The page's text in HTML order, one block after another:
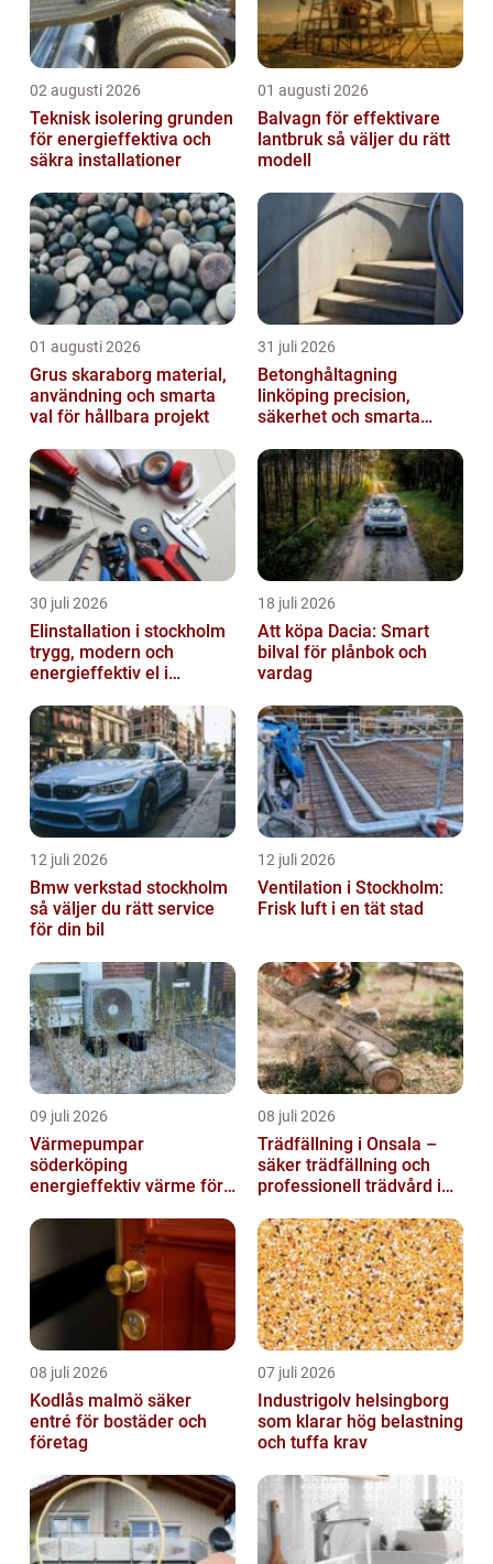
02 augusti 2026
Teknisk isolering grunden
för energieffektiva och
säkra installationer
01 augusti 2026
Balvagn för effektivare
lantbruk så väljer du rätt
modell
01 augusti 2026
Grus skaraborg material,
användning och smarta
val för hållbara projekt
31 juli 2026
Betonghåltagning
linköping precision,
säkerhet och smarta
30 juli 2026
Elinstallation i stockholm
trygg, modern och
energieffektiv el i
18 juli 2026
Att köpa Dacia: Smart
bilval för plånbok och
vardag
12 juli 2026
Bmw verkstad stockholm
så väljer du rätt service
för din bil
12 juli 2026
Ventilation i Stockholm:
Frisk luft i en tät stad
09 juli 2026
Värmepumpar
söderköping
energieffektiv värme för
08 juli 2026
Trädfällning i Onsala –
säker trädfällning och
professionell trädvård i
08 juli 2026
Kodlås malmö säker
entré för bostäder och
företag
07 juli 2026
Industrigolv helsingborg
som klarar hög belastning
och tuffa krav